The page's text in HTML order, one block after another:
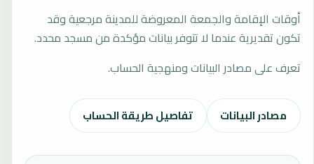
أوقات الإقامة والجمعة المعروضة للمدينة مرجعية وقد
تكون تقديرية عندما لا تتوفر بيانات مؤكدة من مسجد محدد.
تعرف على مصادر البيانات ومنهجية الحساب.
مصادر البيانات تفاصيل طريقة الحساب